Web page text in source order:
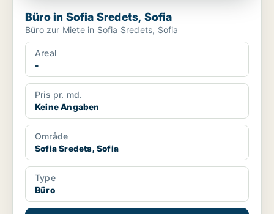
Büro in Sofia Sredets, Sofia
Büro zur Miete in Sofia Sredets, Sofia
Areal
-
Pris pr. md.
Keine Angaben
Område
Sofia Sredets, Sofia
Type
Büro